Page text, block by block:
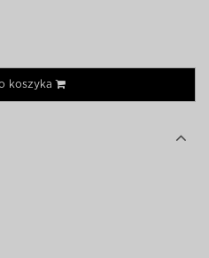
koszyka